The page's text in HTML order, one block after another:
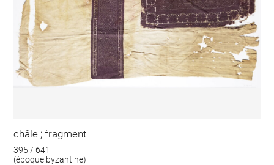
châle ; fragment
395 / 641
(époque byzantine)